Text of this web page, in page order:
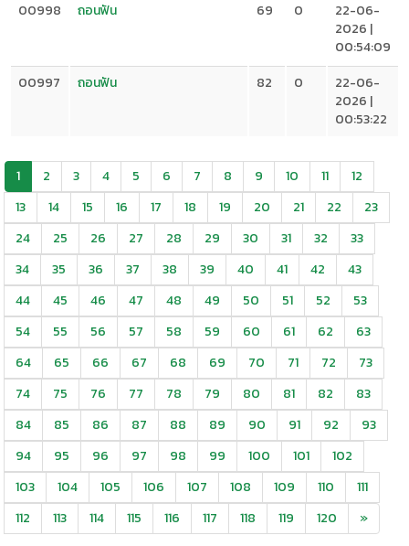
00998
ถอนฟัน 69 0
22-06-
2026 |
00:54:09
00997
ถอนฟัน 82 0
22-06-
2026 |
00:53:22
1 2 3 4 5 6 7 8 9 10 11
12
13
14 15 16 17 18 19 20 21 22
23
24
25 26 27 28 29 30 31 32
33
34
35 36 37 38 39 40 41 42
43
44
45 46 47 48 49 50 51 52
53
54
55 56 57 58 59 60 61 62
63
64
65 66 67 68 69 70 71 72
73
74
75 76 77 78 79 80 81 82
83
84
85 86 87 88 89 90 91 92
93
94
95 96 97 98 99 100 101
102
103
104 105 106 107 108 109 110
111
112
113 114 115 116 117 118 119 120 »